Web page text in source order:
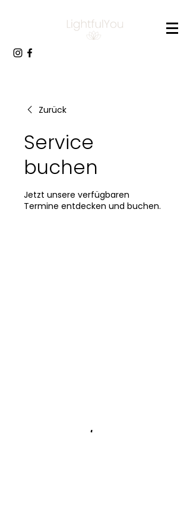
Zurück
Service
buchen
Jetzt unsere verfügbaren
Termine entdecken und buchen.